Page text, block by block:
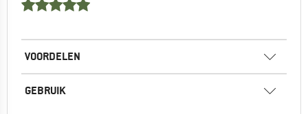
VOORDELEN
GEBRUIK